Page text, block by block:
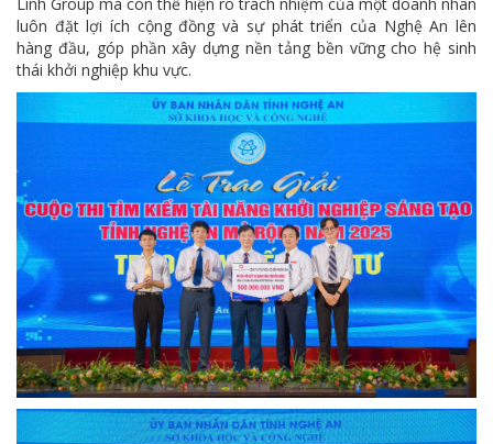
luôn đặt lợi ích cộng đồng và sự phát triển của Nghệ An lên
hàng đầu, góp phần xây dựng nền tảng bền vững cho hệ sinh
thái khởi nghiệp khu vực.